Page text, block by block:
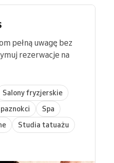
pełną uwagę bez
rezerwacje na
Salony fryzjerskie
Spa
Studia tatuażu